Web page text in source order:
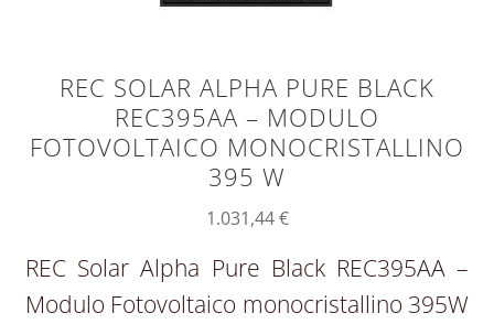
REC SOLAR ALPHA PURE BLACK
REC395AA – MODULO
FOTOVOLTAICO MONOCRISTALLINO
395 W
1.031,44€
REC Solar Alpha Pure Black REC395AA –
Modulo Fotovoltaico monocristallino 395W